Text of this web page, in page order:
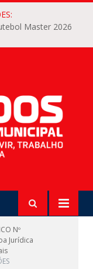
Master 2026
Nº
Jurídica